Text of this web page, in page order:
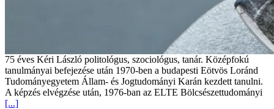
75 éves Kéri László politológus, szociológus, tanár. Középfokú
tanulmányai befejezése után 1970-ben a budapesti Eötvös Loránd
Tudományegyetem Állam- és Jogtudományi Karán kezdett tanulni.
A képzés elvégzése után, 1976-ban az ELTE Bölcsészettudományi
[...]